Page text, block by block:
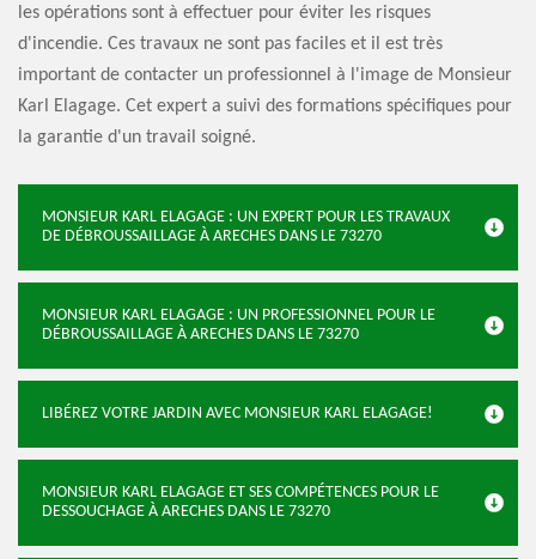
les opérations sont à effectuer pour éviter les risques
d'incendie. Ces travaux ne sont pas faciles et il est très
important de contacter un professionnel à l'image de Monsieur
Karl Elagage. Cet expert a suivi des formations spécifiques pour
la garantie d'un travail soigné.
MONSIEUR KARL ELAGAGE : UN EXPERT POUR LES TRAVAUX
DE DÉBROUSSAILLAGE À ARECHES DANS LE 73270
MONSIEUR KARL ELAGAGE : UN PROFESSIONNEL POUR LE
DÉBROUSSAILLAGE À ARECHES DANS LE 73270
LIBÉREZ VOTRE JARDIN AVEC MONSIEUR KARL ELAGAGE!
MONSIEUR KARL ELAGAGE ET SES COMPÉTENCES POUR LE
DESSOUCHAGE À ARECHES DANS LE 73270